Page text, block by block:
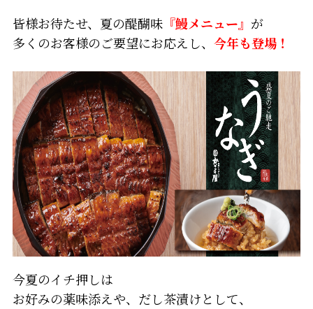
皆様お待たせ、夏の醍醐味『鰻メニュー』 が
多くのお客様のご要望にお応えし、 今年も登場！
今夏のイチ押しは
お好みの薬味添えや、だし茶漬けとして、